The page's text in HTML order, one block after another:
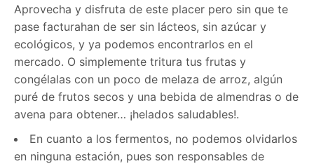
Aprovecha y disfruta de este placer pero sin que te
pase facturahan de ser sin lácteos, sin azúcar y
ecológicos, y ya podemos encontrarlos en el
mercado. O simplemente tritura tus frutas y
congélalas con un poco de melaza de arroz, algún
puré de frutos secos y una bebida de almendras o de
avena para obtener… ¡helados saludables!.
En cuanto a los fermentos, no podemos olvidarlos
en ninguna estación, pues son responsables de